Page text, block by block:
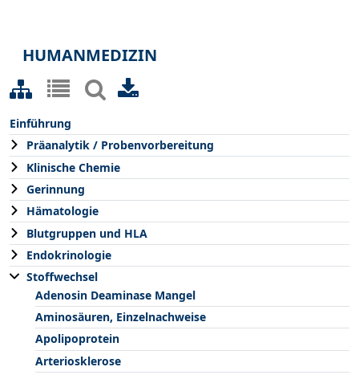
HUMANMEDIZIN
Einführung
Präanalytik / Probenvorbereitung
Klinische Chemie
Gerinnung
Hämatologie
Blutgruppen und HLA
Endokrinologie
Stoffwechsel
Adenosin Deaminase Mangel
Aminosäuren, Einzelnachweise
Apolipoprotein
Arteriosklerose